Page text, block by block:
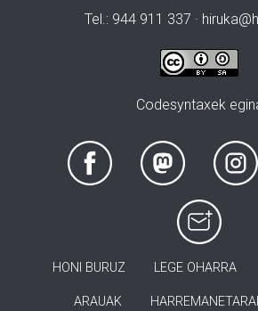
Tel.: 944 911 337 ·
Codesyntaxek
HONI BURUZ LEGE OHARRA
ARAUAK